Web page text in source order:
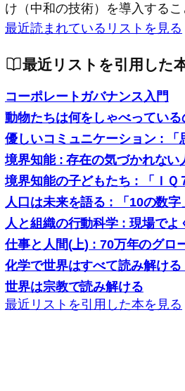
け（中和の技術）を導入する
最近読まれているリストを見る
最近リストを引用した
コーポレートガバナンス入門
動物たちは何をしゃべっている
優しいコミュニケーション : 「
境界知能 : 存在の気づかれない
境界知能の子どもたち : 「ＩＱ
人口は未来を語る : 「10の数
人と組織の行動科学 : 現場で
仕事と人間(上) : 70万年のグロ
化学で世界はすべて読み解け
世界は宗教で読み解ける
最近リストを引用した本を見る